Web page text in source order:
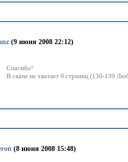
(9 июня 2008 22:12)
Спасибо!
В скане не хватает 9 страниц (130-139
(8 июня 2008 15:48)